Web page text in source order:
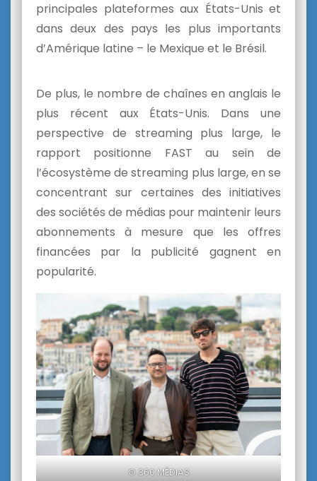
principales plateformes aux États-Unis et
dans deux des pays les plus importants
d’Amérique latine – le Mexique et le Brésil.
De plus, le nombre de chaînes en anglais le
plus récent aux États-Unis. Dans une
perspective de streaming plus large, le
rapport positionne FAST au sein de
l’écosystème de streaming plus large, en se
concentrant sur certaines des initiatives
des sociétés de médias pour maintenir leurs
abonnements à mesure que les offres
financées par la publicité gagnent en
popularité.
© 360 MÉDIAS